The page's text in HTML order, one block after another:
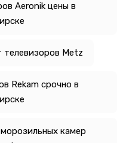
Aeronik цены в
Metz
Rekam срочно в
камер